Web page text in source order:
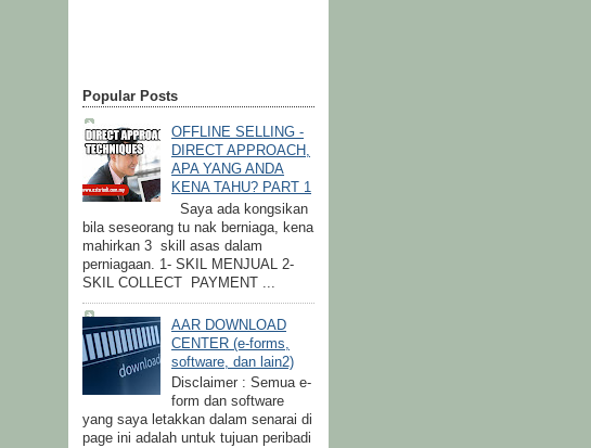
Popular Posts
OFFLINE SELLING -
DIRECT APPROACH,
APA YANG ANDA
KENA TAHU? PART 1
Saya ada kongsikan
bila seseorang tu nak berniaga, kena
mahirkan 3 skill asas dalam
perniagaan. 1- SKIL MENJUAL 2-
SKIL COLLECT PAYMENT ...
AAR DOWNLOAD
CENTER (e-forms,
software, dan lain2)
Disclaimer : Semua e-
form dan software
yang saya letakkan dalam senarai di
page ini adalah untuk tujuan peribadi